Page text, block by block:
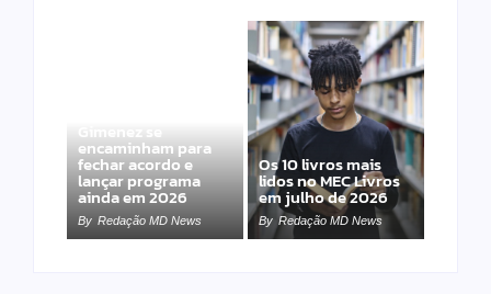
Gimenez se
encaminham para
fechar acordo e
lançar programa
ainda em 2026
By Redação MD News
Os 10 livros mais
lidos no MEC Livros
em julho de 2026
By Redação MD News